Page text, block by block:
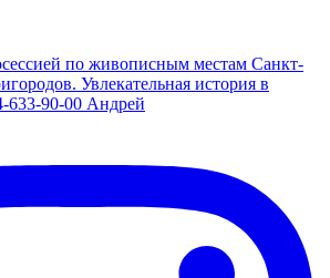
по живописным местам Санкт-
Увлекательная история в
633-90-00 Андрей